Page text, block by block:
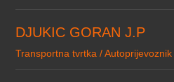
DJUKIC GORAN J.P
Transportna tvrtka / Autoprijevoznik